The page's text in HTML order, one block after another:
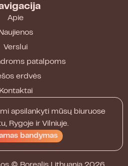
Apie
Naujienos
Verslui
patalpoms
erdvės
Kontaktai
apsilankyti mūsų biuruose
Rygoje ir Vilniuje.
bandymas